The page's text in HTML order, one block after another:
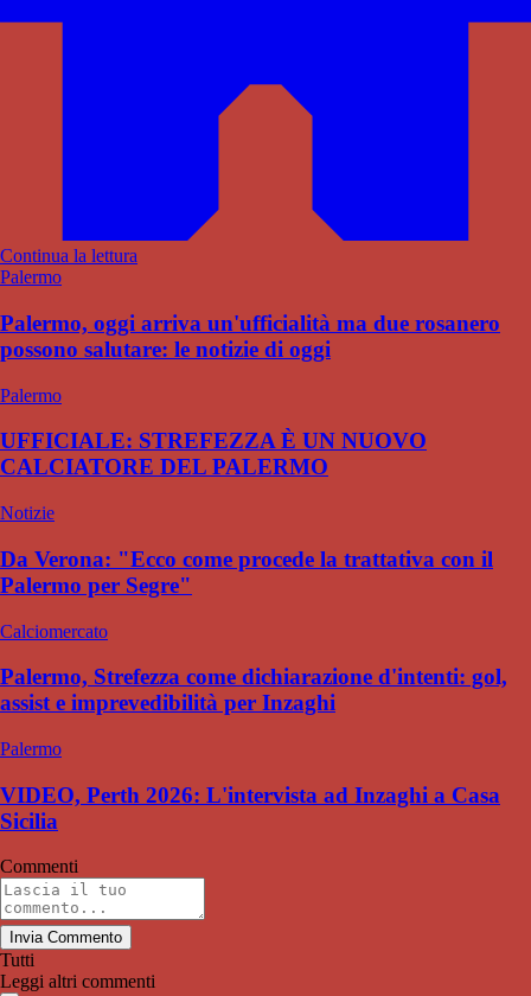
Continua la lettura
Palermo
Palermo, oggi arriva un'ufficialità ma due rosanero
possono salutare: le notizie di oggi
Palermo
UFFICIALE: STREFEZZA È UN NUOVO
CALCIATORE DEL PALERMO
Notizie
Da Verona: "Ecco come procede la trattativa con il
Palermo per Segre"
Calciomercato
Palermo, Strefezza come dichiarazione d'intenti: gol,
assist e imprevedibilità per Inzaghi
Palermo
VIDEO, Perth 2026: L'intervista ad Inzaghi a Casa
Sicilia
Commenti
Invia Commento
Tutti
Leggi altri commenti